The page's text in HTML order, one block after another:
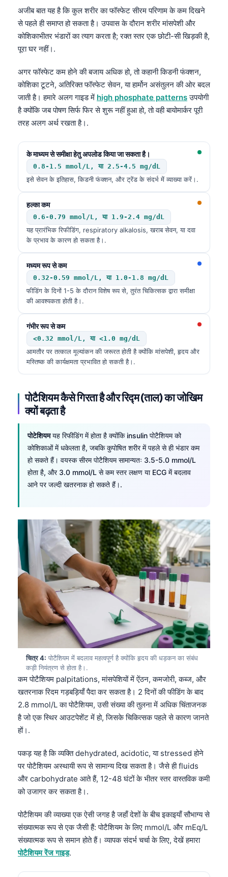
अजीब बात यह है कि कुल शरीर का फॉस्फेट सीरम परिणाम के कम दिखने
से पहले ही समाप्त हो सकता है। उपवास के दौरान शरीर मांसपेशी और
कोशिकाभीतर भंडारों का त्याग करता है; रक्त स्तर एक छोटी-सी खिड़की है,
पूरा घर नहीं।.
अगर फॉस्फेट कम होने की बजाय अधिक हो, तो कहानी किडनी फंक्शन,
कोशिका टूटने, अतिरिक्त फॉस्फेट सेवन, या हार्मोन असंतुलन की ओर बदल
जाती है। हमारे अलग गाइड में high phosphate patternsउपयोगी
है क्योंकि जब पोषण सिर्फ फिर से शुरू नहीं हुआ हो, तो वही बायोमार्कर पूरी
तरह अलग अर्थ रखता है।.
के माध्यम से समीक्षा हेतु अपलोड किया जा सकता है।
0.8-1.5 mmol/L, या 2.5-4.5 mg/dL
इसे सेवन के इतिहास, किडनी फंक्शन, और ट्रेंड के संदर्भ में व्याख्या करें।.
हल्का कम
0.6-0.79 mmol/L, या 1.9-2.4 mg/dL
यह प्रारंभिक रिफीडिंग, respiratory alkalosis, खराब सेवन, या दवा
के प्रभाव के कारण हो सकता है।.
मध्यम रूप से कम
0.32-0.59 mmol/L, या 1.0-1.8 mg/dL
फीडिंग के दिनों 1-5 के दौरान विशेष रूप से, तुरंत चिकित्सक द्वारा समीक्षा
की आवश्यकता होती है।.
गंभीर रूप से कम
<0.32 mmol/L, या <1.0 mg/dL
आमतौर पर तत्काल मूल्यांकन की जरूरत होती है क्योंकि मांसपेशी, हृदय और
मस्तिष्क की कार्यक्षमता प्रभावित हो सकती है।.
पोटैशियम कैसे गिरता है और रिद्म (ताल) का जोखिम
क्यों बढ़ता है
पोटेशियमयह रिफीडिंग में होता है क्योंकि insulin पोटैशियम को
कोशिकाओं में धकेलता है, जबकि कुपोषित शरीर में पहले से ही भंडार कम
हो सकते हैं। वयस्क सीरम पोटैशियम सामान्यतः 3.5-5.0 mmol/L
होता है, और 3.0 mmol/L से कम स्तर लक्षण या ECG में बदलाव
आने पर जल्दी खतरनाक हो सकते हैं।.
चित्र 4: पोटैशियम में बदलाव महत्वपूर्ण है क्योंकि हृदय की धड़कन का संबंध
कड़ी नियंत्रण से होता है।.
कम पोटैशियम palpitations, मांसपेशियों में ऐंठन, कमजोरी, कब्ज, और
खतरनाक रिदम गड़बड़ियाँ पैदा कर सकता है। 2 दिनों की फीडिंग के बाद
2.8 mmol/L का पोटैशियम, उसी संख्या की तुलना में अधिक चिंताजनक
है जो एक स्थिर आउटपेशेंट में हो, जिसके चिकित्सक पहले से कारण जानते
हों।.
पकड़ यह है कि व्यक्ति dehydrated, acidotic, या stressed होने
पर पोटैशियम अस्थायी रूप से सामान्य दिख सकता है। जैसे ही fluids
और carbohydrate आते हैं, 12-48 घंटों के भीतर स्तर वास्तविक कमी
को उजागर कर सकता है।.
पोटैशियम की व्याख्या एक ऐसी जगह है जहाँ देशों के बीच इकाइयाँ सौभाग्य से
संख्यात्मक रूप से एक जैसी हैं: पोटैशियम के लिए mmol/L और mEq/L
संख्यात्मक रूप से समान होते हैं। व्यापक संदर्भ चर्चा के लिए, देखें हमारा
पोटैशियम रेंज गाइड.